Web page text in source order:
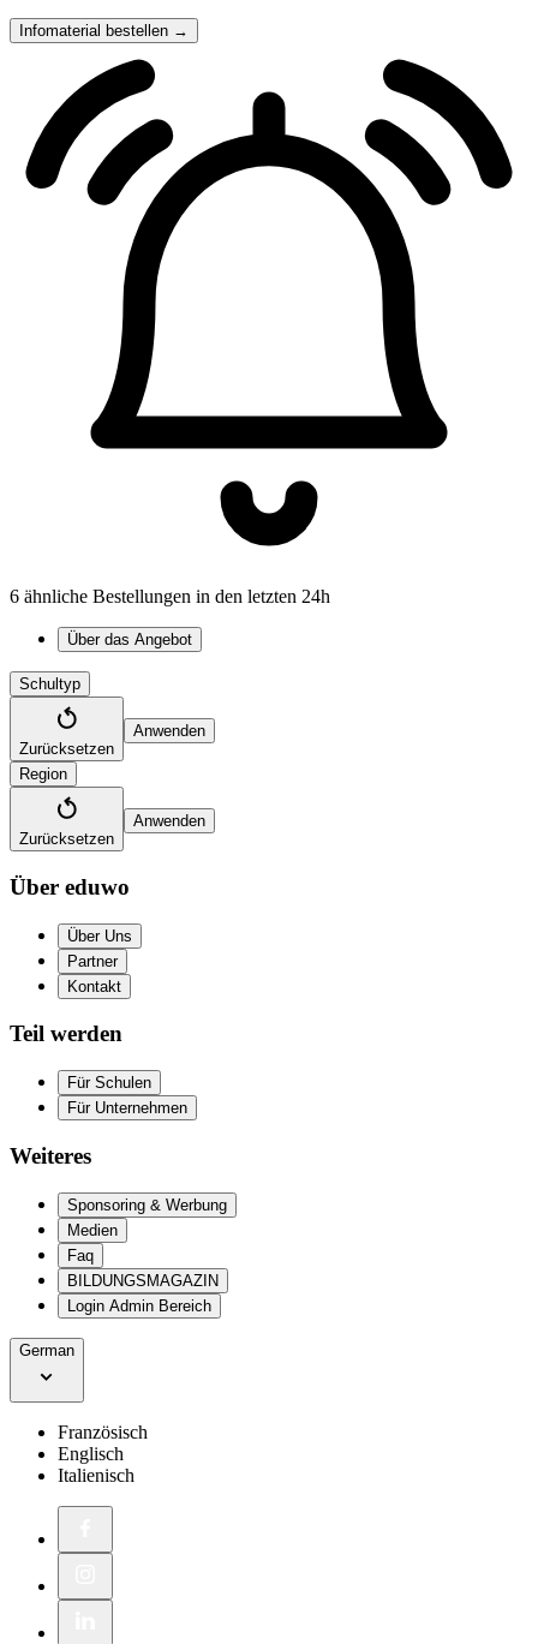
Infomaterial bestellen →
6 ähnliche Bestellungen in den letzten 24h
Über das Angebot
Schultyp
Zurücksetzen
Anwenden
Region
Zurücksetzen
Anwenden
Über eduwo
Über Uns
Partner
Kontakt
Teil werden
Für Schulen
Für Unternehmen
Weiteres
Sponsoring & Werbung
Medien
Faq
BILDUNGSMAGAZIN
Login Admin Bereich
German
Französisch
Englisch
Italienisch